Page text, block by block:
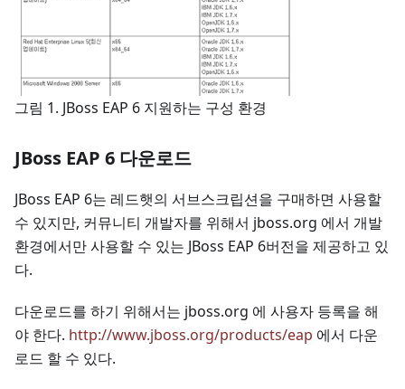
그림 1. JBoss EAP 6 지원하는 구성 환경
JBoss EAP 6 다운로드
JBoss EAP 6는 레드햇의 서브스크립션을 구매하면 사용할
수 있지만, 커뮤니티 개발자를 위해서 jboss.org 에서 개발
환경에서만 사용할 수 있는 JBoss EAP 6버전을 제공하고 있
다.
다운로드를 하기 위해서는 jboss.org 에 사용자 등록을 해
야 한다. http://www.jboss.org/products/eap 에서 다운
로드 할 수 있다.